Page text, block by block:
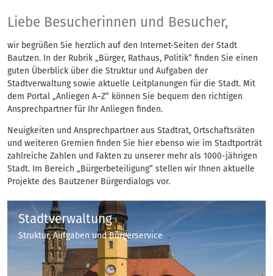
Bürger, Rathaus,
Liebe Besucherinnen und Besucher,
wir begrüßen Sie herzlich auf den Internet-Seiten der Stadt
Bautzen. In der Rubrik „Bürger, Rathaus, Politik“ finden Sie einen
guten Überblick über die Struktur und Aufgaben der
Stadtverwaltung sowie aktuelle Leitplanungen für die Stadt. Mit
dem Portal „Anliegen A–Z“ können Sie bequem den richtigen
Ansprechpartner für Ihr Anliegen finden.
Neuigkeiten und Ansprechpartner aus Stadtrat, Ortschaftsräten
und weiteren Gremien finden Sie hier ebenso wie im Stadtporträt
zahlreiche Zahlen und Fakten zu unserer mehr als 1000-jährigen
Stadt. Im Bereich „Bürgerbeteiligung“ stellen wir Ihnen aktuelle
Projekte des Bautzener Bürgerdialogs vor.
Stadtverwaltung
Struktur, Aufgaben und Bürgerservice